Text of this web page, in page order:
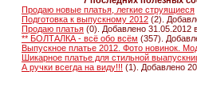
Продаю новые платья, легкие струящиеся
Подготовка к выпускному 2012 (2).
Продаю платья (0). Добавлено 31.05.2012
** БОЛТАЛКА - всё обо всём (357).
Выпускное платье 2012. Фото новинок.
Шикарное платье для стильной
А ручки всегда на виду!!! (1). Добавлено